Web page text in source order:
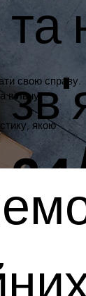
свою справу.
вільну
якою
та